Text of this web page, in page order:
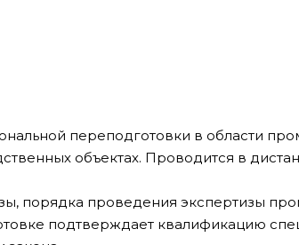
переподготовки в области
объектах. Проводится в
порядка проведения экспертизы
подтверждает квалификацию